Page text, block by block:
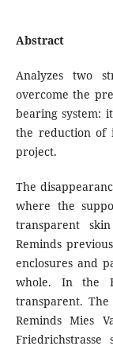
Abstract
Analyzes two
overcome the
bearing system:
the reduction of
project.
The
where the
transparent
Reminds
enclosures and
whole. In the
transparent.
Reminds Mies